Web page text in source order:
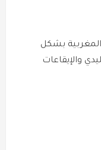
بشكل
والإيقاعات